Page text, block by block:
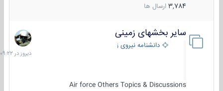
3,784 ارسال ها
سایر بخشهای زمینی
دانشنامه نیروی زمینی
Air force Others Topics & Discussions
دیروز
در
09:22